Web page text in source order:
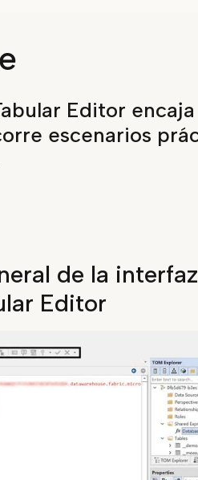
Editor
escenarios
de la
Editor